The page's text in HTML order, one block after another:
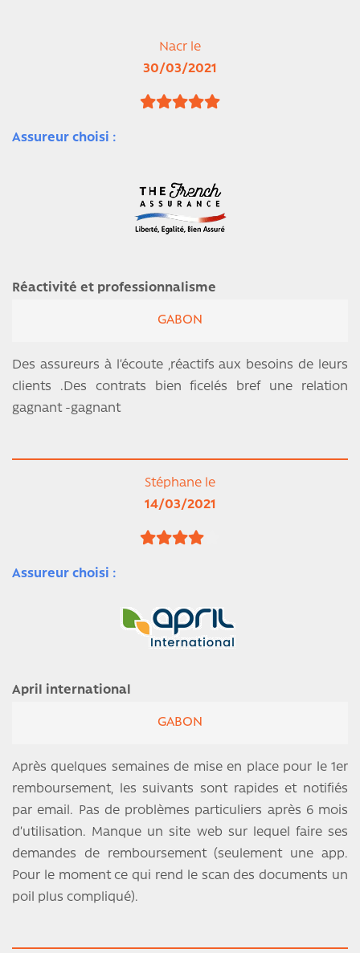
Nacr le
30/03/2021
Assureur choisi :
Réactivité et professionnalisme
GABON
Des assureurs à l’écoute ,réactifs aux besoins de leurs
clients .Des contrats bien ficelés bref une relation
gagnant -gagnant
Stéphane le
14/03/2021
Assureur choisi :
April international
GABON
Après quelques semaines de mise en place pour le 1er
remboursement, les suivants sont rapides et notifiés
par email. Pas de problèmes particuliers après 6 mois
d’utilisation. Manque un site web sur lequel faire ses
demandes de remboursement (seulement une app.
Pour le moment ce qui rend le scan des documents un
poil plus compliqué).